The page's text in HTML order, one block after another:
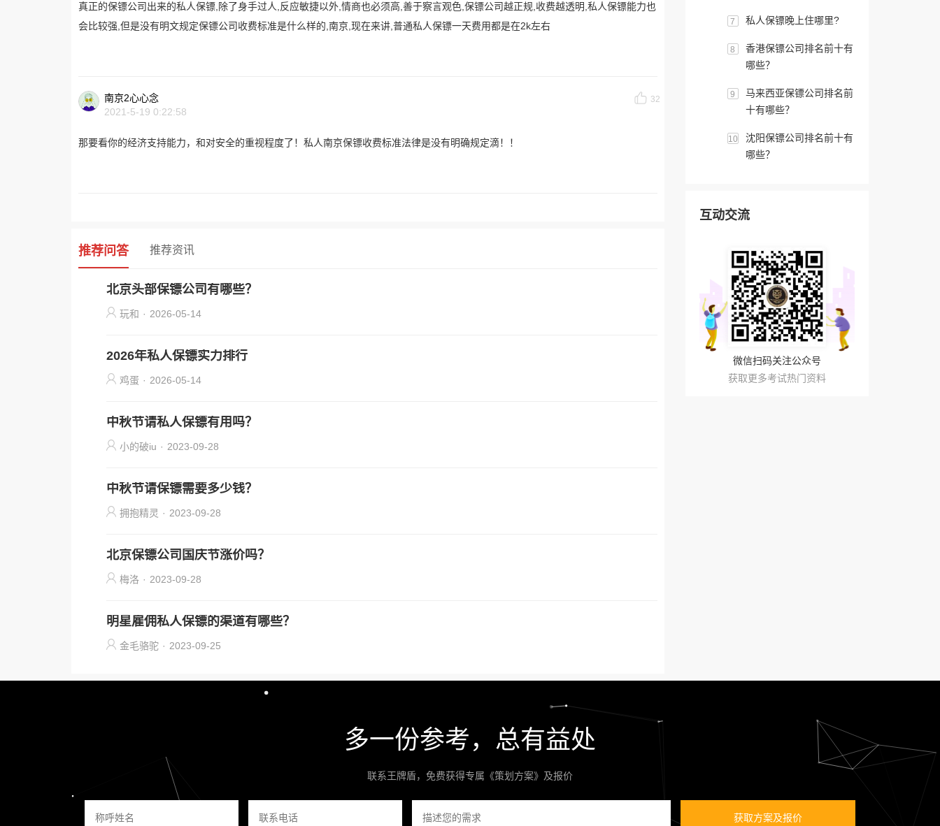
真正的保镖公司出来的私人保镖,除了身手过人,反应敏捷以外,情商也必须高,善于察言观色,保镖公司越正规,收费越透明,私人保镖能力也
会比较强,但是没有明文规定保镖公司收费标准是什么样的,南京,现在来讲,普通私人保镖一天费用都是在2k左右
南京2心心念
2021-5-19 0:22:58
32
那要看你的经济支持能力，和对安全的重视程度了！私人南京保镖收费标准法律是没有明确规定滴！！
推荐问答 推荐资讯
北京头部保镖公司有哪些？
玩和 · 2026-05-14
2026年私人保镖实力排行
鸡蛋 · 2026-05-14
中秋节请私人保镖有用吗？
小的破iu · 2023-09-28
中秋节请保镖需要多少钱？
拥抱精灵 · 2023-09-28
北京保镖公司国庆节涨价吗？
梅洛 · 2023-09-28
明星雇佣私人保镖的渠道有哪些？
金毛骆驼 · 2023-09-25
7 私人保镖晚上住哪里?
8
香港保镖公司排名前十有
哪些？
9
马来西亚保镖公司排名前
十有哪些？
10
沈阳保镖公司排名前十有
哪些？
互动交流
微信扫码关注公众号
获取更多考试热门资料
多一份参考，总有益处
联系王牌盾，免费获得专属《策划方案》及报价
获取方案及报价